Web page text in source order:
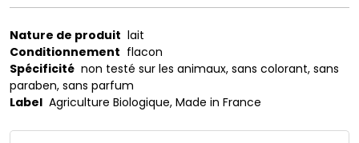
Nature de produit lait
Conditionnement flacon
Spécificité non testé sur les animaux, sans colorant, sans
paraben, sans parfum
Label Agriculture Biologique, Made in France